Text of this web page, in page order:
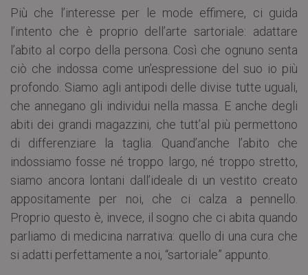
Più che l’interesse per le mode effimere, ci guida
l’intento che è proprio dell’arte sartoriale: adattare
l’abito al corpo della persona. Così che ognuno senta
ciò che indossa come un’espressione del suo io più
profondo. Siamo agli antipodi delle divise tutte uguali,
che annegano gli individui nella massa. E anche degli
abiti dei grandi magazzini, che tutt’al più permettono
di differenziare la taglia. Quand’anche l’abito che
indossiamo fosse né troppo largo, né troppo stretto,
siamo ancora lontani dall’ideale di un vestito creato
appositamente per noi, che ci calza a pennello.
Proprio questo è, invece, il sogno che ci abita quando
parliamo di medicina narrativa: quello di una cura che
si adatti perfettamente a noi, “sartoriale” appunto.